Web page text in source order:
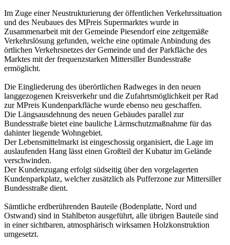
Im Zuge einer Neustrukturierung der öffentlichen Verkehrssituation
und des Neubaues des MPreis Supermarktes wurde in
Zusammenarbeit mit der Gemeinde Piesendorf eine zeitgemäße
Verkehrslösung gefunden, welche eine optimale Anbindung des
örtlichen Verkehrsnetzes der Gemeinde und der Parkfläche des
Marktes mit der frequenzstarken Mittersiller Bundesstraße
ermöglicht.
Die Eingliederung des überörtlichen Radweges in den neuen
langgezogenen Kreisverkehr und die Zufahrtsmöglichkeit per Rad
zur MPreis Kundenparkfläche wurde ebenso neu geschaffen.
Die Längsausdehnung des neuen Gebäudes parallel zur
Bundesstraße bietet eine bauliche Lärmschutzmaßnahme für das
dahinter liegende Wohngebiet.
Der Lebensmittelmarkt ist eingeschossig organisiert, die Lage im
auslaufenden Hang lässt einen Großteil der Kubatur im Gelände
verschwinden.
Der Kundenzugang erfolgt südseitig über den vorgelagerten
Kundenparkplatz, welcher zusätzlich als Pufferzone zur Mittersiller
Bundesstraße dient.
Sämtliche erdberührenden Bauteile (Bodenplatte, Nord und
Ostwand) sind in Stahlbeton ausgeführt, alle übrigen Bauteile sind
in einer sichtbaren, atmosphärisch wirksamen Holzkonstruktion
umgesetzt.